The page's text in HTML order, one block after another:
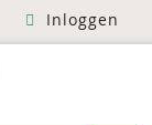
Inloggen